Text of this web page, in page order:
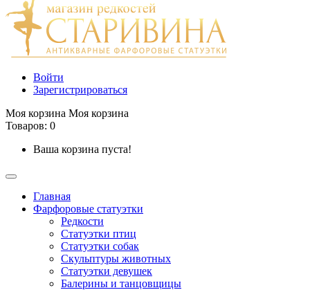
Войти
Зарегистрироваться
Моя корзина Моя корзина
Товаров: 0
Ваша корзина пуста!
Главная
Фарфоровые статуэтки
Редкости
Cтатуэтки птиц
Cтатуэтки собак
Скульптуры животных
Статуэтки девушек
Балерины и танцовщицы